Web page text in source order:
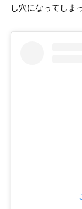
し穴になってしま